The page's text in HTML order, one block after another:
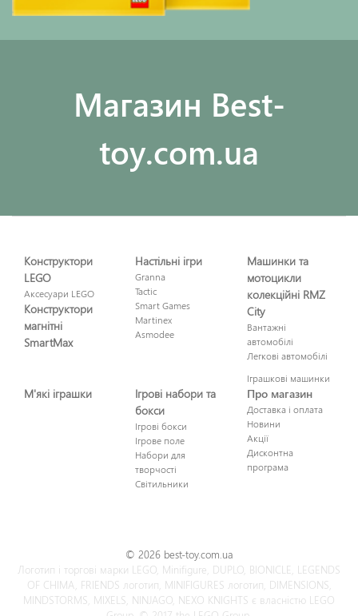
Maгазин Best-
toy.com.ua
Конструктори
LEGO
Аксесуари LEGO
Конструктори
магнітні
SmartMax
Настільні ігри
Granna
Tactic
Smart Games
Martinex
Asmodee
Машинки та
мотоцикли
колекційні RMZ
City
Вантажні
автомобілі
Легкові автомобілі
Іграшкові машинки
М'які іграшки
Ігрові набори та
бокси
Ігрові бокси
Ігрове поле
Набори для
творчості
Світильники
Про магазин
Доставка і оплата
Новини
Акції
Дисконтна
програма
© 2026 best-toy.com.ua
Логотип і торгові марки LEGO, Minifigure, DUPLO, BIONICLE, LEGENDS
OF CHIMA, FRIENDS логотип, MINIFIGURES логотип, DIMENSIONS,
MINDSTORMS, MIXELS, NINJAGO, NEXO KNIGHTS є власністю LEGO